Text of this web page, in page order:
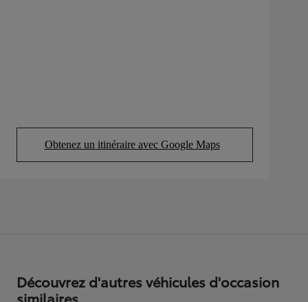
Obtenez un itinéraire avec Google Maps
(Opens in new tab)
Découvrez d'autres véhicules d'occasion
similaires